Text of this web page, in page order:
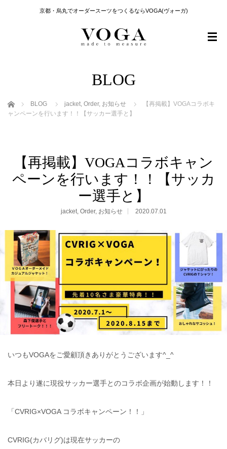
京都・烏丸でオーダースーツをつくるならVOGA(ヴォーガ)
BLOG
ホーム BLOG jacket, Order, お知らせ
【再掲載】VOGAコラボキ
ャンペーンを行います！！【サッカー選手と】
【再掲載】VOGAコラボキャン
ペーンを行います！！【サッカ
ー選手と】
jacket, Order, お知らせ 2020.07.01
いつもVOGAをご愛顧頂きありがとうございます^_^
本日より遂に現役サッカー選手とのコラボ企画が始動します！！
「CVRIG×VOGA コラボキャンペーン！！」
CVRIG(カバリグ)は現在サッカーの